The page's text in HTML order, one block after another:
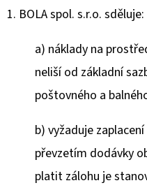
1. BOLA spol. s.r.o. sděluje:
a) náklady na
neliší od základní
poštovného a
b) vyžaduje
převzetím dodávky
platit zálohu je